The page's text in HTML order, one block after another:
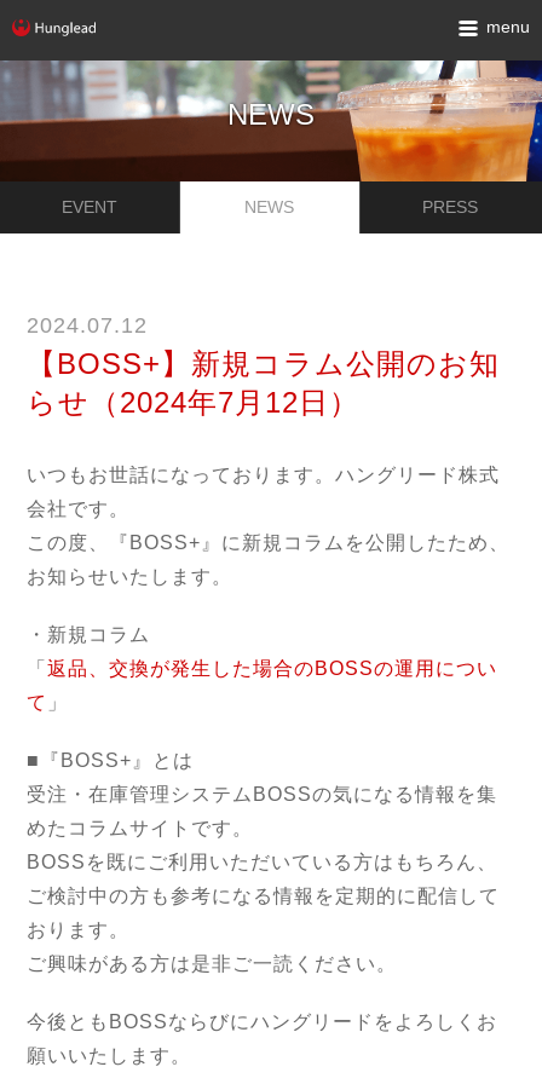
menu
NEWS
EVENT NEWS PRESS
2024.07.12
【BOSS+】新規コラム公開のお知
らせ（2024年7月12日）
いつもお世話になっております。ハングリード株式
会社です。
この度、『BOSS+』に新規コラムを公開したため、
お知らせいたします。
・新規コラム
「返品、交換が発生した場合のBOSSの運用につい
て 」
■『BOSS+』とは
受注・在庫管理システムBOSSの気になる情報を集
めたコラムサイトです。
BOSSを既にご利用いただいている方はもちろん、
ご検討中の方も参考になる情報を定期的に配信して
おります。
ご興味がある方は是非ご一読ください。
今後ともBOSSならびにハングリードをよろしくお
願いいたします。